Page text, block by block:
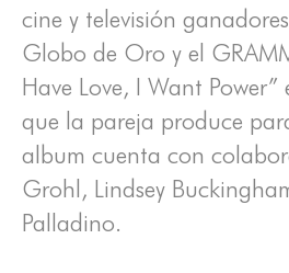
cine y televisión
Globo de Oro y el
Have Love, I Want
que la pareja produce
album cuenta con
Grohl, Lindsey
Palladino.